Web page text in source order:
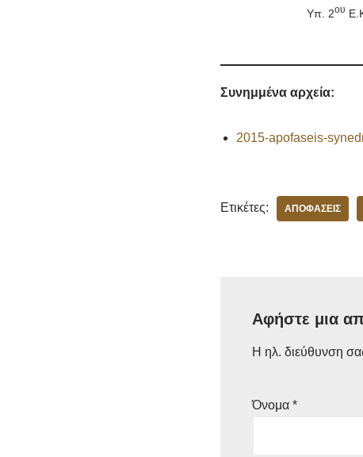
Υπ. 2ου
Συνημμένα αρχεία:
2015-apofaseis-
Ετικέτες: ΑΠΟΦΆΣΕΙΣ
Αφήστε μια
Η ηλ. διεύθυνση
Όνομα *